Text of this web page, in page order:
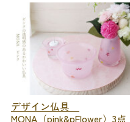
デザイン仏具
MONA（pink&pFlower）3点